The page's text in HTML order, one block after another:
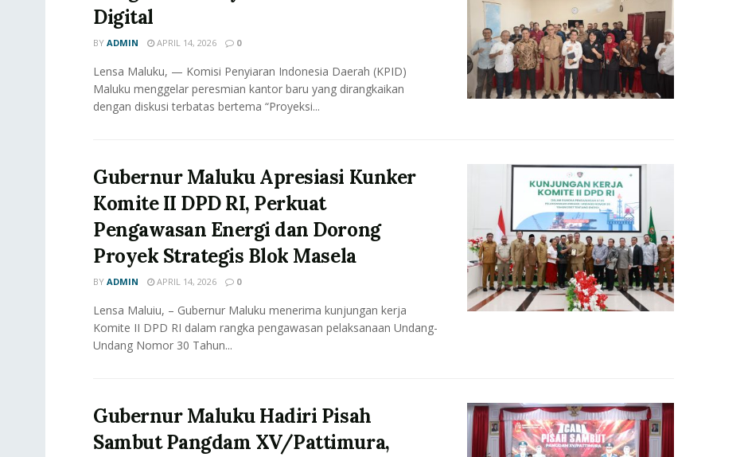
Digital
BY ADMIN APRIL 14, 2026 0
Lensa Maluku, — Komisi Penyiaran Indonesia Daerah (KPID)
Maluku menggelar peresmian kantor baru yang dirangkaikan
dengan diskusi terbatas bertema “Proyeksi...
Gubernur Maluku Apresiasi Kunker
Komite II DPD RI, Perkuat
Pengawasan Energi dan Dorong
Proyek Strategis Blok Masela
BY ADMIN APRIL 14, 2026 0
Lensa Maluiu, – Gubernur Maluku menerima kunjungan kerja
Komite II DPD RI dalam rangka pengawasan pelaksanaan Undang-
Undang Nomor 30 Tahun...
Gubernur Maluku Hadiri Pisah
Sambut Pangdam XV/Pattimura,